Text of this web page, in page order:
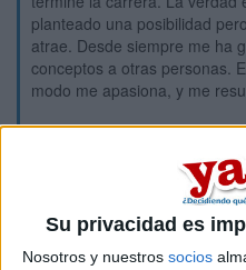
Su privacidad es
Nosotros y nuestros socios
planteado una posibilidad
atrae. Desde siempre me ha
conceptos a otras personas.
modo me apasiona, y me
Una vez tenga el título de
de profesorado para dar
y una vez terminado el
oposiciones. No me da
si me lo propongo
oposiciones, ese no es el